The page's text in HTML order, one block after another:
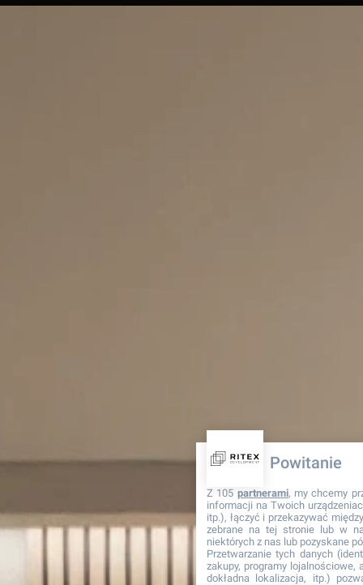
Powitanie
Z 105 partnerami, my chcemy
informacji na Twoich
itp.), łączyć i przekazywać
zebrane na tej stronie lub w
niektórych z nas lub pozyskane
Przetwarzanie tych danych
zakupy, programy lojalnościowe,
dokładna lokalizacja, itp.)